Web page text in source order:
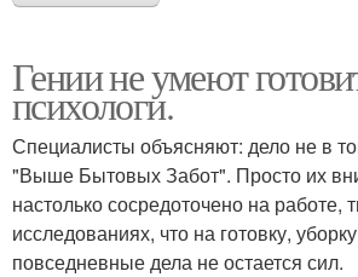
Гении не умеют
психологи.
Специалисты объясняют: дело не в
"Выше Бытовых Забот". Просто их
настолько сосредоточено на работе,
исследованиях, что на готовку,
повседневные дела не остается сил.